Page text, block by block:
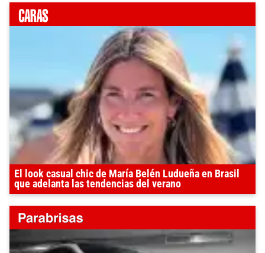
El look casual chic de María Belén Ludueña en Brasil
que adelanta las tendencias del verano